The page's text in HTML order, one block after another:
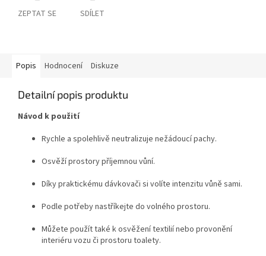
ZEPTAT SE SDÍLET
Popis Hodnocení Diskuze
Detailní popis produktu
Návod k použití
Rychle a spolehlivě neutralizuje nežádoucí pachy.
Osvěží prostory příjemnou vůní.
Díky praktickému dávkovači si volíte intenzitu vůně sami.
Podle potřeby nastříkejte do volného prostoru.
Můžete použít také k osvěžení textilií nebo provonění
interiéru vozu či prostoru toalety.